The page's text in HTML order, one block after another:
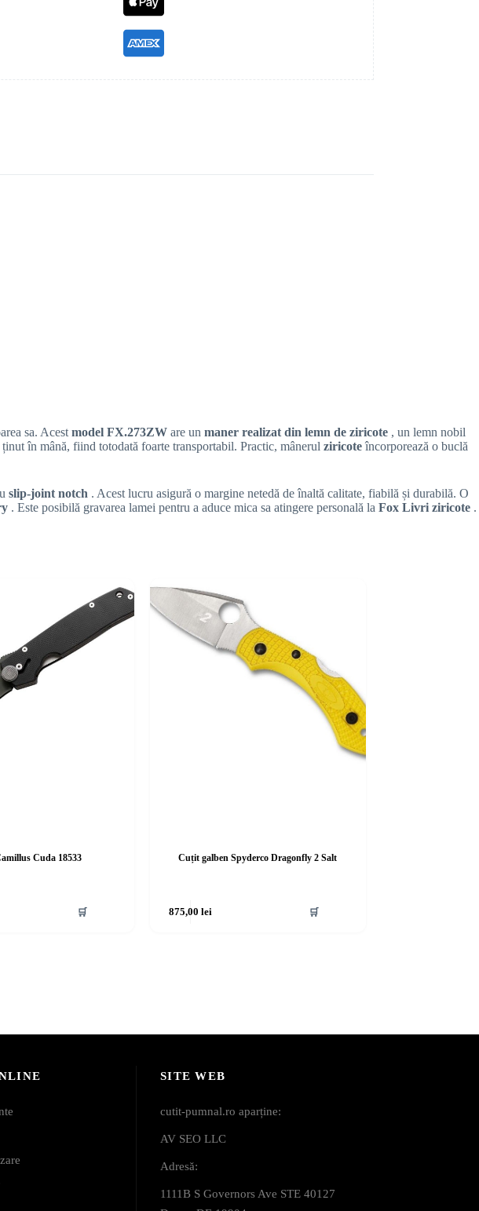
sa. Acest model FX.273ZW are un maner realizat din lemn de ziricote , un lemn nobil
în mână, fiind totodată foarte transportabil. Practic, mânerul ziricoteîncorporează o buclă
slip-joint notch . Acest lucru asigură o margine netedă de înaltă calitate, fiabilă și durabilă. O
. Este posibilă gravarea lamei pentru a aduce mica sa atingere personală la Fox Livri ziricote .
Cuda 18533
🛒
Cuțit galben Spyderco Dragonfly 2 Salt
875,00 lei 🛒
SITE WEB
cutit-pumnal.ro aparține:
AV SEO LLC
Adresă:
1111B S Governors Ave STE 40127